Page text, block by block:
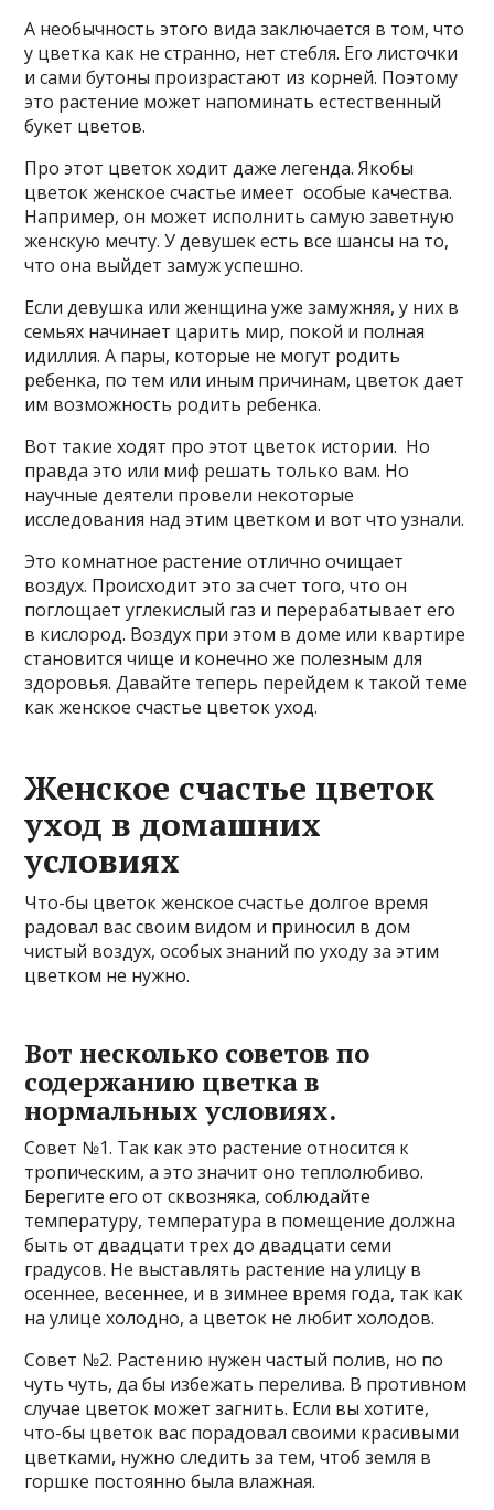
А необычность этого вида заключается в том, что
у цветка как не странно, нет стебля. Его листочки
и сами бутоны произрастают из корней. Поэтому
это растение может напоминать естественный
букет цветов.
Про этот цветок ходит даже легенда. Якобы
цветок женское счастье имеет особые качества.
Например, он может исполнить самую заветную
женскую мечту. У девушек есть все шансы на то,
что она выйдет замуж успешно.
Если девушка или женщина уже замужняя, у них в
семьях начинает царить мир, покой и полная
идиллия. А пары, которые не могут родить
ребенка, по тем или иным причинам, цветок дает
им возможность родить ребенка.
Вот такие ходят про этот цветок истории. Но
правда это или миф решать только вам. Но
научные деятели провели некоторые
исследования над этим цветком и вот что узнали.
Это комнатное растение отлично очищает
воздух. Происходит это за счет того, что он
поглощает углекислый газ и перерабатывает его
в кислород. Воздух при этом в доме или квартире
становится чище и конечно же полезным для
здоровья. Давайте теперь перейдем к такой теме
как женское счастье цветок уход.
Женское счастье цветок
уход в домашних
условиях
Что-бы цветок женское счастье долгое время
радовал вас своим видом и приносил в дом
чистый воздух, особых знаний по уходу за этим
цветком не нужно.
Вот несколько советов по
содержанию цветка в
нормальных условиях.
Совет №1. Так как это растение относится к
тропическим, а это значит оно теплолюбиво.
Берегите его от сквозняка, соблюдайте
температуру, температура в помещение должна
быть от двадцати трех до двадцати семи
градусов. Не выставлять растение на улицу в
осеннее, весеннее, и в зимнее время года, так как
на улице холодно, а цветок не любит холодов.
Совет №2. Растению нужен частый полив, но по
чуть чуть, да бы избежать перелива. В противном
случае цветок может загнить. Если вы хотите,
что-бы цветок вас порадовал своими красивыми
цветками, нужно следить за тем, чтоб земля в
горшке постоянно была влажная.